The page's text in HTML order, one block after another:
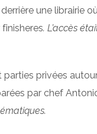
une librairie
. L’accès
privées
par chef